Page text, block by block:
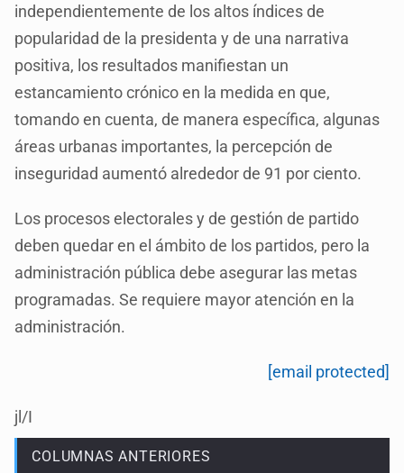
independientemente de los altos índices de
popularidad de la presidenta y de una narrativa
positiva, los resultados manifiestan un
estancamiento crónico en la medida en que,
tomando en cuenta, de manera específica, algunas
áreas urbanas importantes, la percepción de
inseguridad aumentó alrededor de 91 por ciento.
Los procesos electorales y de gestión de partido
deben quedar en el ámbito de los partidos, pero la
administración pública debe asegurar las metas
programadas. Se requiere mayor atención en la
administración.
[email protected]
jl/I
COLUMNAS ANTERIORES